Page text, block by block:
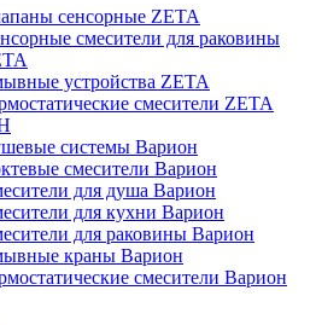
сенсорные ZETA
смесители для раковины
устройства ZETA
смесители ZETA
системы Варион
смесители Варион
для душа Варион
для кухни Варион
для раковины Варион
краны Варион
смесители Варион